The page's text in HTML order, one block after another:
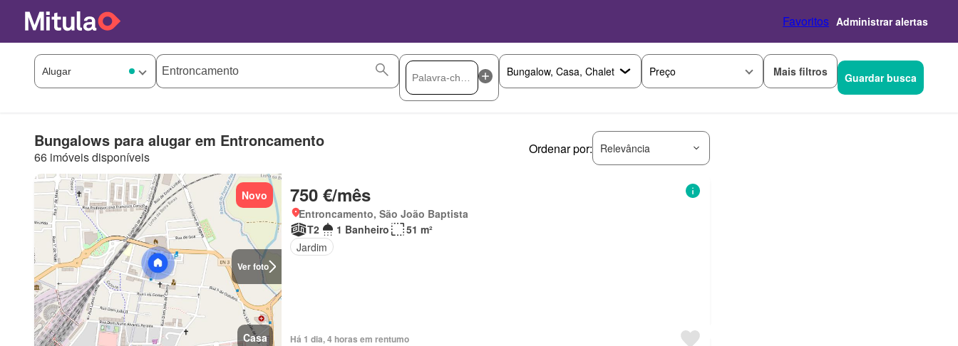
Favoritos Administrar alertas
Preço Mais filtros Guardar busca
Bungalows para alugar em Entroncamento
66 imóveis disponíveis
Ordenar por: Relevância
Ver foto
Novo
Casa
750 €/mês
Entroncamento, São João Baptista
T2
1 Banheiro
51 m²
Jardim
Há 1 dia, 4 horas em rentumo